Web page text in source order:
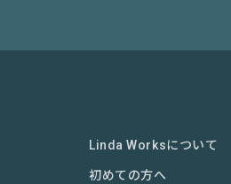
Linda Worksについて
初めての方へ